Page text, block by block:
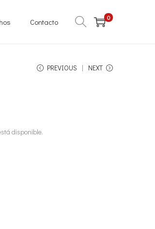
Contacto 0
PREVIOUS NEXT
disponible.